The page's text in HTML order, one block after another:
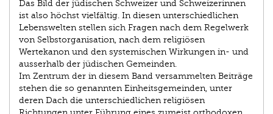
Das Bild der jüdischen Schweizer und Schweizerinnen
ist also höchst vielfältig. In diesen unterschiedlichen
Lebenswelten stellen sich Fragen nach dem Regelwerk
von Selbstorganisation, nach dem religiösen
Wertekanon und den systemischen Wirkungen in- und
ausserhalb der jüdischen Gemeinden.
Im Zentrum der in diesem Band versammelten Beiträge
stehen die so genannten Einheitsgemeinden, unter
deren Dach die unterschiedlichen religiösen